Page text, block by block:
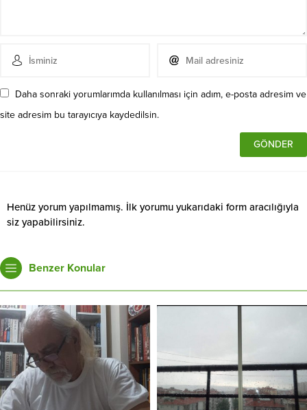
Daha sonraki yorumlarımda kullanılması için adım, e-posta adresim ve
site adresim bu tarayıcıya kaydedilsin.
Henüz yorum yapılmamış. İlk yorumu yukarıdaki form aracılığıyla
siz yapabilirsiniz.
Benzer Konular